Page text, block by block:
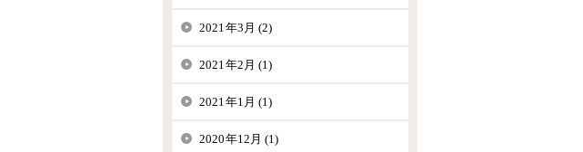
2021年3月 (2)
2021年2月 (1)
2021年1月 (1)
2020年12月 (1)